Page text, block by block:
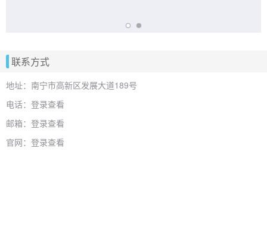
联系方式
地址：南宁市高新区发展大道189号
电话：登录查看
邮箱：登录查看
官网：登录查看